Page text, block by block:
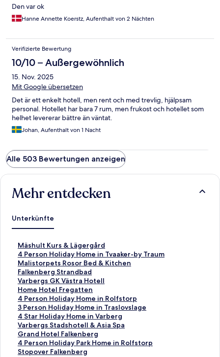
Den var ok
Hanne Annette Koerstz, Aufenthalt von 2 Nächten
Verifizierte Bewertung
10/10 – Außergewöhnlich
15. Nov. 2025
Mit Google übersetzen
Det är ett enkelt hotell, men rent och med trevlig, hjälpsam
personal. Hotellet har bara 7 rum, men frukost och hotellet som
helhet levererar bättre än väntat.
Johan, Aufenthalt von 1 Nacht
Alle 503 Bewertungen anzeigen
Mehr entdecken
Unterkünfte
Mäshult Kurs & Lägergård
L
i
n
k
,
d
e
r
d
i
e
f
o
4 Person Holiday Home in Tvaaker-by Traum
L
i
n
k
,
d
e
r
d
i
e
f
Malistorpets Rosor Bed & Kitchen
L
i
n
k
,
d
e
r
d
i
e
Falkenberg Strandbad
L
i
n
k
,
d
e
r
d
i
Varbergs GK Västra Hotell
L
i
n
k
,
d
e
r
d
Home Hotel Fregatten
L
i
n
k
,
d
e
r
4 Person Holiday Home in Rolfstorp
L
i
n
k
,
d
e
3 Person Holiday Home in Traslovslage
L
i
n
k
,
d
4 Star Holiday Home in Varberg
L
i
n
k
,
Varbergs Stadshotell & Asia Spa
L
i
n
k
Grand Hotel Falkenberg
L
i
n
4 Person Holiday Park Home in Rolfstorp
L
iStopover Falkenberg
L